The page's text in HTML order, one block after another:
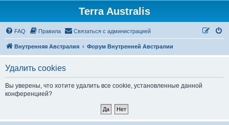
Terra Australis
FAQ Правила Связаться с администрацией
Внутренняя Австралия Форум Внутренней Австралии
Удалить cookies
Вы уверены, что хотите удалить все cookie, установленные данной
конференцией?